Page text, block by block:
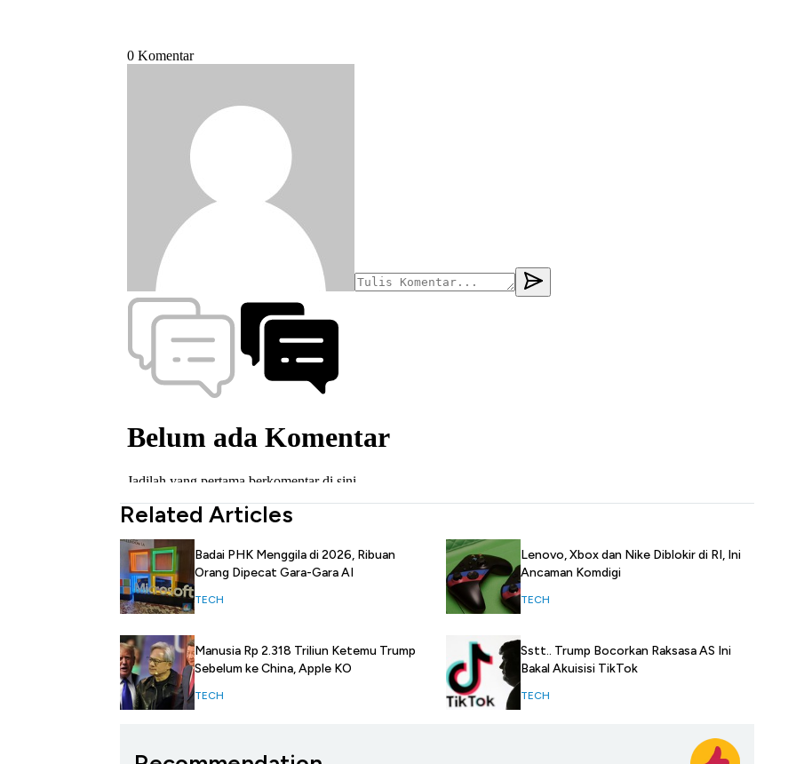
Related Articles
Badai PHK Menggila di 2026, Ribuan
Orang Dipecat Gara-Gara AI
TECH
Manusia Rp 2.318 Triliun Ketemu Trump
Sebelum ke China, Apple KO
TECH
Lenovo, Xbox dan Nike Diblokir di RI, Ini
Ancaman Komdigi
TECH
Sstt.. Trump Bocorkan Raksasa AS Ini
Bakal Akuisisi TikTok
TECH